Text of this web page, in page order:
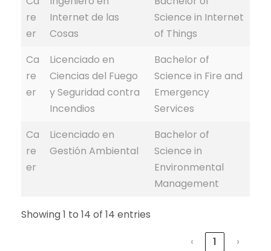
re
er
Internet de las
Cosas
Science in Internet
of Things
Ca
re
er
Licenciado en
Ciencias del Fuego
y Seguridad contra
Incendios
Bachelor of
Science in Fire and
Emergency
Services
Ca
re
er
Licenciado en
Gestión Ambiental
Bachelor of
Science in
Environmental
Management
Showing 1 to 14 of 14 entries
‹
1 ›